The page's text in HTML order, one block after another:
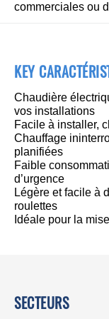
commerciales ou
KEY
Chaudière
vos installations
Facile à installer,
Chauffage
planifiées
Faible
d’urgence
Légère et facile à
roulettes
Idéale pour la
SECTEURS